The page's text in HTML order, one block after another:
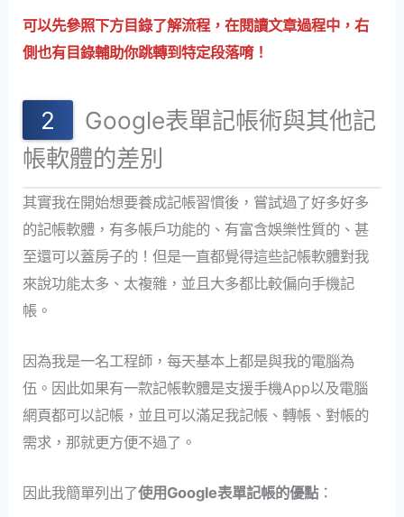
可以先參照下方目錄了解流程，在閱讀文章過程中，右
側也有目錄輔助你跳轉到特定段落唷！
Google表單記帳術與其他記
帳軟體的差別
其實我在開始想要養成記帳習慣後，嘗試過了好多好多
的記帳軟體，有多帳戶功能的、有富含娛樂性質的、甚
至還可以蓋房子的！但是一直都覺得這些記帳軟體對我
來說功能太多、太複雜，並且大多都比較偏向手機記
帳。
因為我是一名工程師，每天基本上都是與我的電腦為
伍。因此如果有一款記帳軟體是支援手機App以及電腦
網頁都可以記帳，並且可以滿足我記帳、轉帳、對帳的
需求，那就更方便不過了。
因此我簡單列出了使用Google表單記帳的優點：